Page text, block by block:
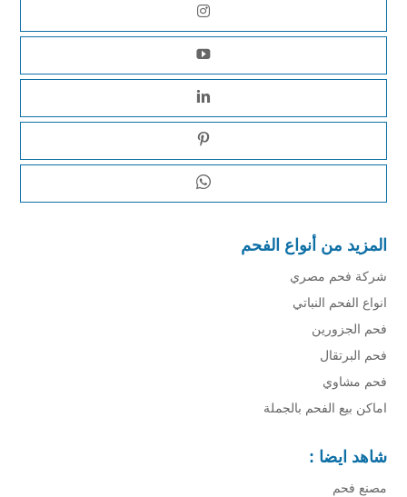
المزيد من أنواع الفحم
شركة فحم مصري
انواع الفحم النباتي
فحم الجزورين
فحم البرتقال
فحم مشاوي
اماكن بيع الفحم بالجملة
شاهد ايضا :
مصنع فحم